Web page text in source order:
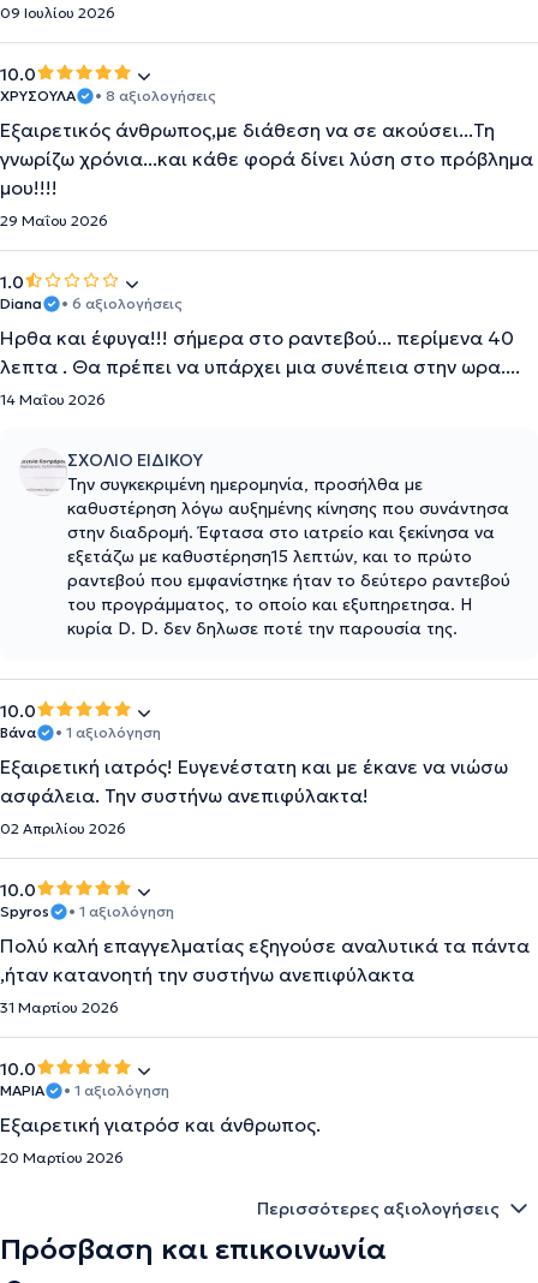
09 Ιουλίου 2026
10.0
ΧΡΥΣΟΥΛΑ • 8 αξιολογήσεις
Εξαιρετικός άνθρωπος,με διάθεση να σε ακούσει...Τη
γνωρίζω χρόνια...και κάθε φορά δίνει λύση στο πρόβλημα
μου!!!!
29 Μαΐου 2026
1.0
Diana • 6 αξιολογήσεις
Ηρθα και έφυγα!!! σήμερα στο ραντεβού... περίμενα 40
λεπτα . Θα πρέπει να υπάρχει μια συνέπεια στην ωρα....
14 Μαΐου 2026
ΣΧΟΛΙΟ ΕΙΔΙΚΟΥ
Την συγκεκριμένη ημερομηνία, προσήλθα με
καθυστέρηση λόγω αυξημένης κίνησης που συνάντησα
στην διαδρομή. Έφτασα στο ιατρείο και ξεκίνησα να
εξετάζω με καθυστέρηση15 λεπτών, και το πρώτο
ραντεβού που εμφανίστηκε ήταν το δεύτερο ραντεβού
του προγράμματος, το οποίο και εξυπηρετησα. Η
κυρία D. D. δεν δηλωσε ποτέ την παρουσία της.
10.0
Βάνα • 1 αξιολόγηση
Εξαιρετική ιατρός! Ευγενέστατη και με έκανε να νιώσω
ασφάλεια. Την συστήνω ανεπιφύλακτα!
02 Απριλίου 2026
10.0
Spyros • 1 αξιολόγηση
Πολύ καλή επαγγελματίας εξηγούσε αναλυτικά τα πάντα
,ήταν κατανοητή την συστήνω ανεπιφύλακτα
31 Μαρτίου 2026
10.0
ΜΑΡΙΑ • 1 αξιολόγηση
Εξαιρετική γιατρόσ και άνθρωπος.
20 Μαρτίου 2026
Περισσότερες αξιολογήσεις
Πρόσβαση και επικοινωνία